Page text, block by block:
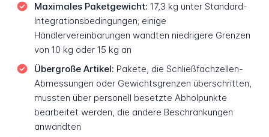
Maximales Paketgewicht: 17,3 kg unter Standard-
Integrationsbedingungen; einige
Händlervereinbarungen wandten niedrigere Grenzen
von 10 kg oder 15 kg an
Übergroße Artikel: Pakete, die Schließfachzellen-
Abmessungen oder Gewichtsgrenzen überschritten,
mussten über personell besetzte Abholpunkte
bearbeitet werden, die andere Beschränkungen
anwandten